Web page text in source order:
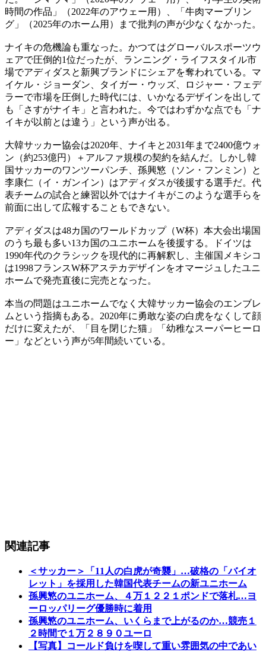
時間の作品」（2022年のアウェー用）、「牛肉マーブリン
グ」（2025年のホーム用）まで批判の声が少なくなかった。
ナイキの危機論も重なった。かつてはグローバルスポーツウ
ェアで圧倒的1位だったが、ランニング・ライフスタイル市
場でアディダスと新興ブランドにシェアを奪われている。マ
イケル・ジョーダン、タイガー・ウッズ、ロジャー・フェデ
ラーで市場を圧倒した時代には、いかなるデザインを出して
も「さすがナイキ」と言われた。今ではわずかな点でも「ナ
イキが以前とは違う」という声が出る。
大韓サッカー協会は2020年、ナイキと2031年まで2400億ウォ
ン（約253億円）＋アルファ規模の契約を結んだ。しかし韓
国サッカーのワンツーパンチ、孫興慜（ソン・フンミン）と
李康仁（イ・ガンイン）はアディダスが後援する選手だ。代
表チームの試合と練習以外ではナイキがこのような選手らを
前面に出して広報することもできない。
アディダスは48カ国のワールドカップ（W杯）本大会出場国
のうち最も多い13カ国のユニホームを後援する。ドイツは
1990年代のクラシックを現代的に再解釈し、主催国メキシコ
は1998フランスW杯アステカデザインをオマージュしたユニ
ホームで発売直後に完売となった。
本当の問題はユニホームでなく大韓サッカー協会のエンブレ
ムという指摘もある。2020年に勇敢な姿の白虎をなくして顔
だけに変えたが、「目を閉じた猫」「幼稚なスーパーヒーロ
ー」などという声が5年間続いている。
関連記事
＜サッカー＞「11人の白虎が奇襲」…破格の「バイオ
レット」を採用した韓国代表チームの新ユニホーム
孫興慜のユニホーム、４万１２２１ポンドで落札…ヨ
ーロッパリーグ優勝時に着用
孫興慜のユニホーム、いくらまで上がるのか…競売１
２時間で１万２８９０ユーロ
【写真】コールド負けを喫して重い雰囲気の中であい